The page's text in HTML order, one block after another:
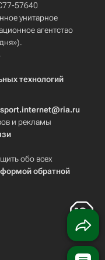
57640
унитарное
агентство
технологий
и рекламы
обо всех
формой обратной